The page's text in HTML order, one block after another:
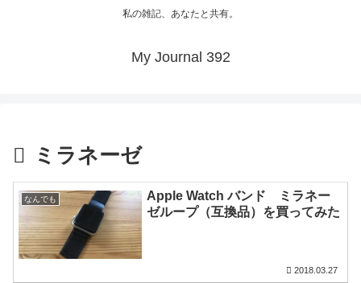
私の雑記、あなたと共有。
My Journal 392
ミラネーゼ
なんでも
Apple Watch バンド ミラネー
ゼループ（互換品）を買ってみた
2018.03.27